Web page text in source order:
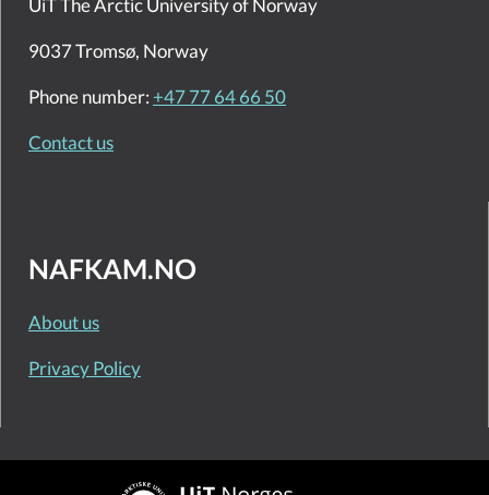
9037 Tromsø, Norway
Phone number:+47 77 64 66 50
Contact us
NAFKAM.NO
About us
Privacy Policy